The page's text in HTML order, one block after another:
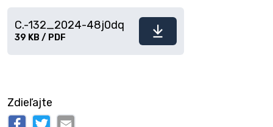
Stiahnuť
C.-132_2024-48j0dq
39 KB / PDF
Zdieľajte